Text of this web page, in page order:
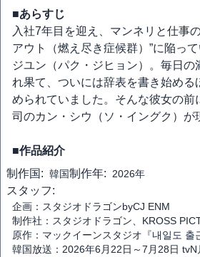
■あらすじ
入社7年目を迎え、マンネリと仕事
アウト（燃え尽き症候群）”に陥っ
ジユン（パク・ジヒョン）。毎日の
れ果て、ついには辞表を書き始める
められていました。そんな彼女の前
司のカン・シウ（ソ・イングク）が
■作品紹介
制作国: 韓国制作年: 2026年
スタッフ:
企画：スタジオドラゴンbyCJ ENM
制作社：スタジオドラゴン、KROSS
原作：マックイーンスタジオ『내일도 출
韓国放送：2026年6月22日～7月28日 tvN